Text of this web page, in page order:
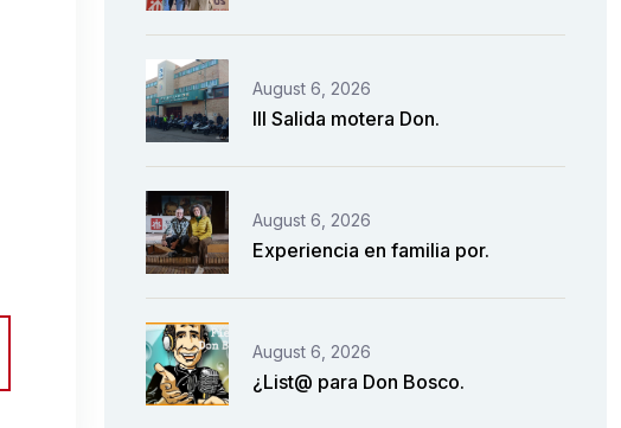
August 6, 2026
III Salida motera Don.
August 6, 2026
Experiencia en familia por.
August 6, 2026
¿List@ para Don Bosco.